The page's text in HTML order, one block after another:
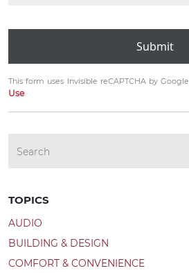
Submit
This form uses Invisible reCAPTCHA by Google
Use
TOPICS
AUDIO
BUILDING & DESIGN
COMFORT & CONVENIENCE